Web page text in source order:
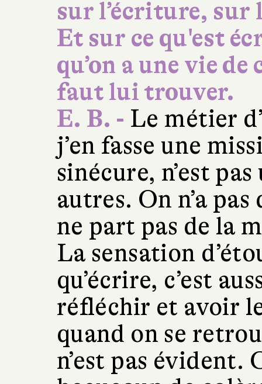
sur l’écriture,
Et sur ce qu'est
qu’on a une vie
faut lui trouver.
E. B. - Le métier
j’en fasse une
sinécure, n’est
autres. On n’a
ne part pas de la
La sensation
qu’écrire, c’est
réfléchir et avoir
quand on se
n’est pas évident.